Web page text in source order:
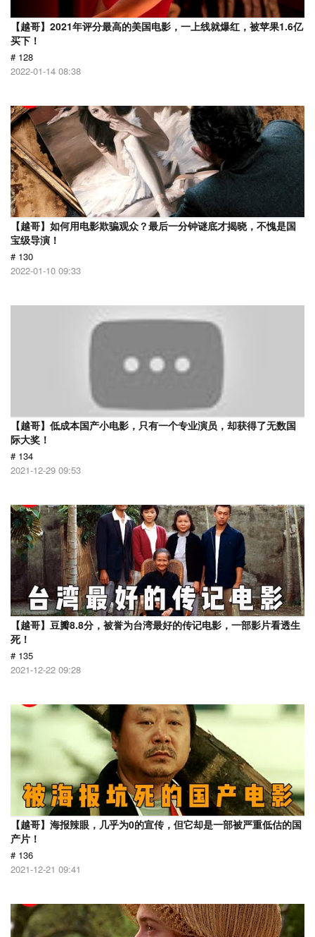
【越哥】2021年评分最高的美国电影，一上线就爆红，被苹果1.6亿
买下！
# 128
2022-01-14 08:38
【越哥】如何用电影欺骗观众？最后一分钟谜底才揭晓，不愧是国
宝级导演！
# 130
2022-01-10 09:33
【越哥】低成本国产小电影，只有一个专业演员，却获得了无数国
际大奖！
# 134
2021-12-29 09:53
【越哥】豆瓣8.8分，被誉为台湾最好的传记电影，一部影片看透生
死！
# 135
2021-12-22 09:28
【越哥】海报辣眼，几乎为0的宣传，但它却是一部被严重低估的国
产片！
# 136
2021-12-21 09:41